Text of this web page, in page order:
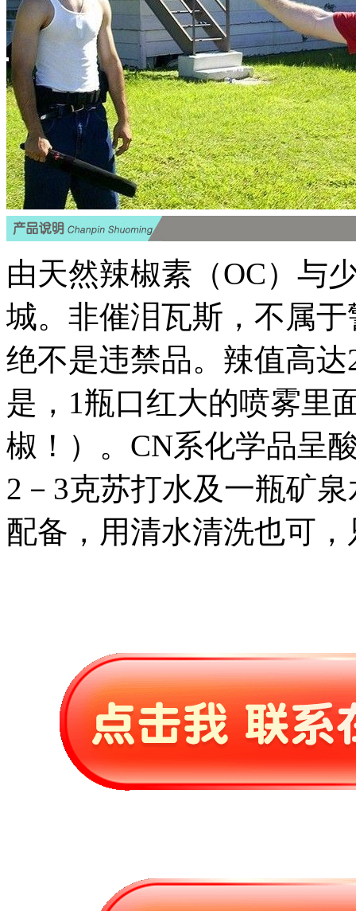
由天然辣椒素（OC）与
城。非催泪瓦斯，不属
绝不是违禁品。辣值高
是，1瓶口红大的喷雾里
椒！）。CN系化学品呈
2－3克苏打水及一瓶矿
配备，用清水清洗也可